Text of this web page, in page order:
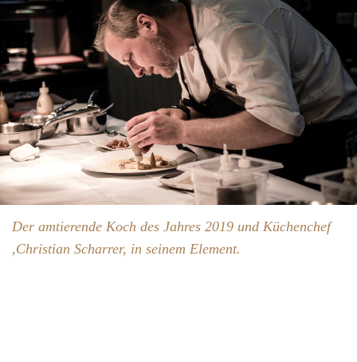
Der amtierende Koch des Jahres 2019 und Küchenchef
,Christian Scharrer, in seinem Element.